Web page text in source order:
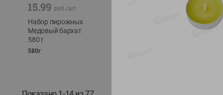
15.99 руб./шт
Набор пирожных
Медовый бархат
580 г
580г
ТОФУ
230г